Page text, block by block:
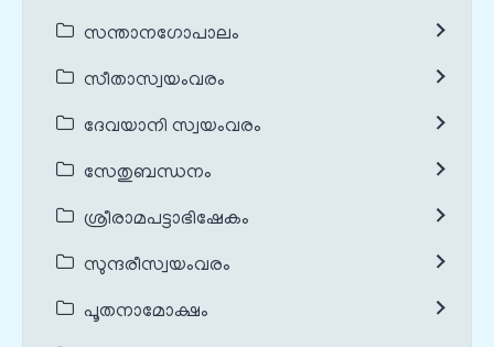
സന്താനഗോപാലം
സീതാസ്വയംവരം
ദേവയാനി സ്വയംവരം
സേതുബന്ധനം
ശ്രീരാമപട്ടാഭിഷേകം
സുന്ദരീസ്വയംവരം
പൂതനാമോക്ഷം